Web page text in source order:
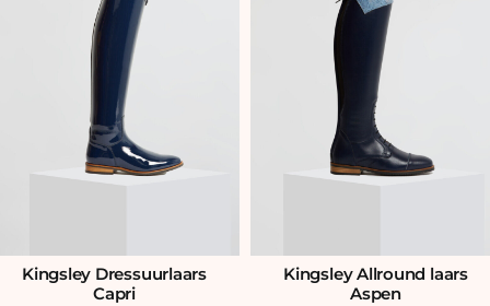
Kingsley Dressuurlaars
Capri
Kingsley Allround laars
Aspen